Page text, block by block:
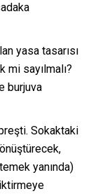
yasa tasarısı
mi sayılmalı?
burjuva
Sokaktaki
yanında)